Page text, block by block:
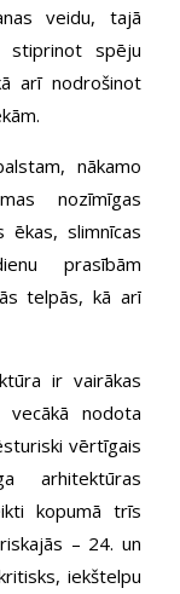
veidu, tajā
stiprinot spēju
arī nodrošinot
nākamo
nozīmīgas
ēkas, slimnīcas
prasībām
telpās, kā arī
ir vairākas
nodota
vērtīgais
arhitektūras
kopumā trīs
– 24. un
iekštelpu